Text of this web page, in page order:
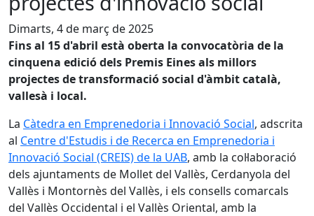
Dimarts, 4 de març de 2025
Fins al 15 d'abril està oberta la convocatòria de la
cinquena edició dels Premis Eines als millors
projectes de transformació social d'àmbit català,
vallesà i local.
La Càtedra en Emprenedoria i Innovació Social, adscrita
al Centre d'Estudis i de Recerca en Emprenedoria i
Innovació Social (CREIS) de la UAB, amb la col·laboració
dels ajuntaments de Mollet del Vallès, Cerdanyola del
Vallès i Montornès del Vallès, i els consells comarcals
del Vallès Occidental i el Vallès Oriental, amb la